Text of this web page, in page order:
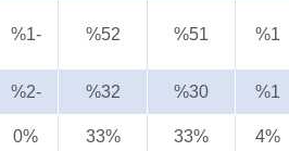
%1
%51
%52
-%1
%1
%30
%32
-%2
4%
33%
33%
0%